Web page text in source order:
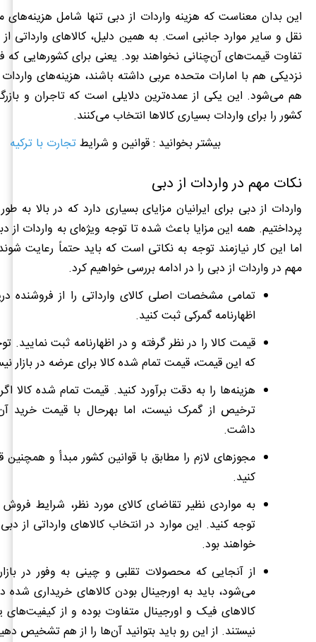
این بدان معناست که هزینه واردات از دبی تنها شامل
نقل و سایر موارد جانبی است. به همین دلیل، کالاهای وارداتی
تفاوت قیمت‌های آن‌چنانی نخواهند بود. یعنی برای کشورهایی که
نزدیکی هم با امارات متحده عربی داشته باشند، هزینه‌های
هم می‌شود. این یکی از عمده‌ترین دلایلی است که تاجران و
کشور را برای واردات بسیاری کالاها انتخاب می‌کنند.
بیشتر بخوانید : قوانین و شرایطتجارت با ترکیه
نکات مهم درواردات از دبی
واردات از دبی برای ایرانیان مزایای بسیاری دارد که در بالا به
پرداختیم. همه این مزایا باعث شده تا توجه ویژه‌ای به واردات
اما این کار نیازمند توجه به نکاتی است که باید حتماً رعایت
مهم در واردات از دبی را در ادامه بررسی خواهیم کرد.
تمامی مشخصات اصلی کالای وارداتی را از فروشنده
اظهارنامه گمرکی ثبت کنید.
قیمت کالا را در نظر گرفته و در اظهارنامه ثبت نمایید.
که این قیمت، قیمت تمام شده کالا برای عرضه در بازار
هزینه‌ها را به دقت برآورد کنید. قیمت تمام شده کالا
ترخیص از گمرک نیست، اما بهرحال با قیمت خرید
داشت.
مجوزهای لازم را مطابق با قوانین کشور مبدأ و همچنین
کنید.
به مواردی نظیر تقاضای کالای مورد نظر، شرایط
توجه کنید. این موارد در انتخاب کالاهای وارداتی از دبی
خواهند بود.
از آنجایی که محصولات تقلبی و چینی به وفور در
می‌شود، باید به اورجینال بودن کالاهای خریداری
کالاهای فیک و اورجینال متفاوت بوده و از کیفیت‌های
نیستند. از این رو باید بتوانید آن‌ها را از هم تشخیص